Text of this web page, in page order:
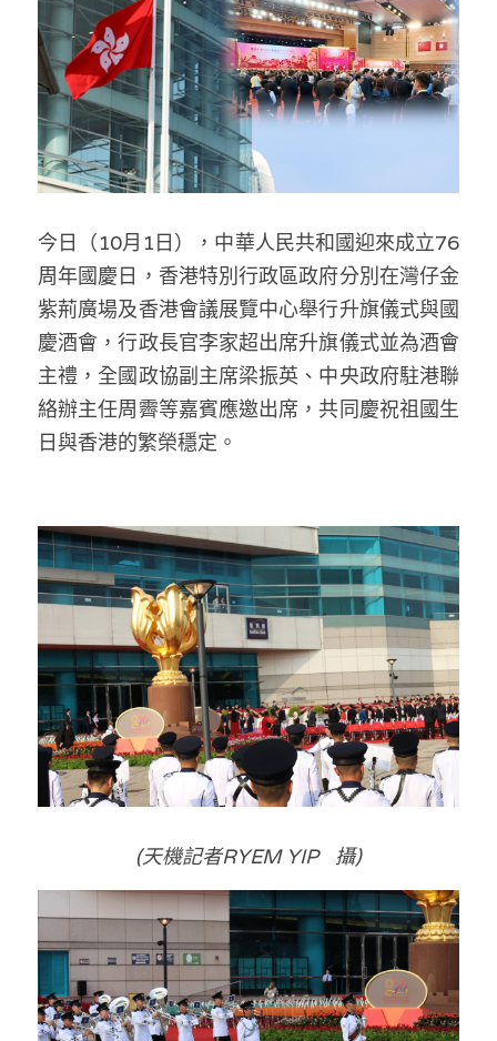
民主派騙案十式
反華推手起底
美西霸凌內幕
美西極權主義
真相直擊
極端暴恐實錄
林淑芳專欄
屈穎妍專欄
朱庭萱專欄
莫綺琪專欄
黃萬成專欄
招國偉專欄
高松傑專欄
林伯強專欄
馮煒光專欄
KOL 精選
大衛sir專欄
曾子晴 - 晴深直說
龔靜儀大律師專欄
陳貴春大律師專欄
陳子遷律師專欄
羅浚軒專欄
溫志倫專欄
汪明欣專欄
張美雄專欄
絕密法庭檔案
醫院口岸爆炸案
屠龍小隊案
黎智英案審訊
支聯會案
35+顛覆案
生活
吃喝玩指南
休閒好介紹
親子
花生仔漫畫週記
關於我們
人才招聘
投稿熱線
商戶合作
支持讚助
條款及細則
關於我們
搜索
繁體中文
繁體中文
English
今日（10月1日），中華人民共和國迎來成立76
周年國慶日，香港特別行政區政府分別在灣仔金
紫荊廣場及香港會議展覽中心舉行升旗儀式與國
慶酒會，行政長官李家超出席升旗儀式並為酒會
主禮，全國政協副主席梁振英、中央政府駐港聯
絡辦主任周霽等嘉賓應邀出席，共同慶祝祖國生
日與香港的繁榮穩定。
(天機記者RYEM YIP   攝)